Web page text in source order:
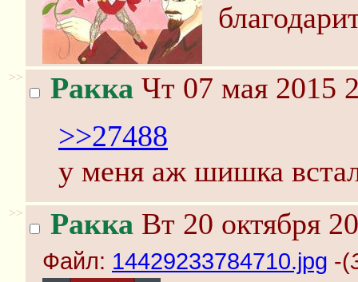
>> Ракка Чт 07 мая 2015
>>27488
у меня аж шишка
>> Ракка Вт 20 октября
Файл: 14429233784710.jpg -(